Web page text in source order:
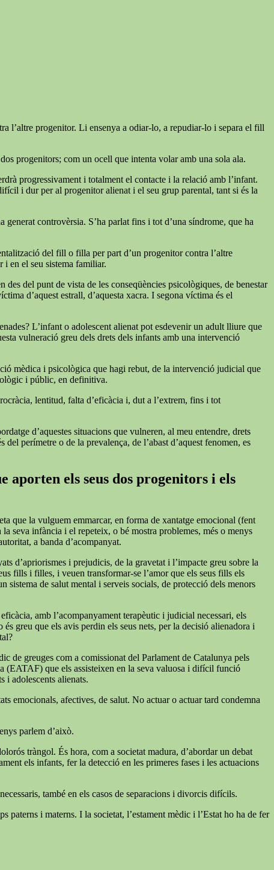
l’altre progenitor. Li ensenya a odiar-lo, a repudiar-lo i separa el fill
progenitors; com un ocell que intenta volar amb una sola ala.
progressivament i totalment el contacte i la relació amb l’infant.
i dur per al progenitor alienat i el seu grup parental, tant si és la
controvèrsia. S’ha parlat fins i tot d’una síndrome, que ha
del fill o filla per part d’un progenitor contra l’altre
i en el seu sistema familiar.
del punt de vista de les conseqüències psicològiques, de benestar
d’aquest estrall, d’aquesta xacra. I segona víctima és el
L’infant o adolescent alienat pot esdevenir un adult lliure que
vulneració greu dels drets dels infants amb una intervenció
mèdica i psicològica que hagi rebut, de la intervenció judicial que
i públic, en definitiva.
lentitud, falta d’eficàcia i, dut a l’extrem, fins i tot
d’aquestes situacions que vulneren, al meu entendre, drets
perímetre o de la prevalença, de l’abast d’aquest fenomen, es
aporten els seus dos progenitors i els
que la vulguem emmarcar, en forma de xantatge emocional (fent
seva infància i el repeteix, o bé mostra problemes, més o menys
a banda d’acompanyat.
d’apriorismes i prejudicis, de la gravetat i l’impacte greu sobre la
fills i filles, i veuen transformar-se l’amor que els seus fills els
sistema de salut mental i serveis socials, de protecció dels menors
amb l’acompanyament terapèutic i judicial necessari, els
greu que els avis perdin els seus nets, per la decisió alienadora i
de greuges com a comissionat del Parlament de Catalunya pels
(EATAF) que els assisteixen en la seva valuosa i difícil funció
i adolescents alienats.
emocionals, afectives, de salut. No actuar o actuar tard condemna
parlem d’això.
tràngol. És hora, com a societat madura, d’abordar un debat
els infants, fer la detecció en les primeres fases i les actuacions
també en els casos de separacions i divorcis difícils.
paterns i materns. I la societat, l’estament mèdic i l’Estat ho ha de fer